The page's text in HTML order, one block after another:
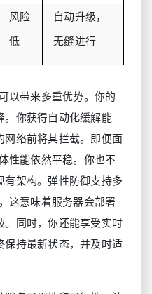
风险
低
自动升级，
无缝进行
以带来多重优势。你的
。你获得自动化缓解能
网络前将其拦截。即便面
性能依然平稳。你也不
架构。弹性防御支持多
这意味着服务器会部署
。同时，你还能享受实时
保持最新状态，并及时适